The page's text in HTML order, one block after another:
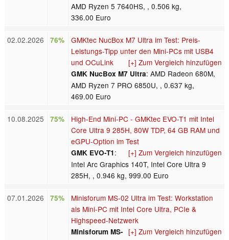
AMD Ryzen 5 7640HS, , 0.506 kg,
336.00 Euro
02.02.2026 76%
GMKtec NucBox M7 Ultra im Test: Preis-
Leistungs-Tipp unter den Mini-PCs mit USB4
und OCuLink
[+] Zum Vergleich hinzufügen
GMK NucBox M7 Ultra: AMD Radeon 680M,
AMD Ryzen 7 PRO 6850U, , 0.637 kg,
469.00 Euro
10.08.2025 75%
High-End Mini-PC - GMKtec EVO-T1 mit Intel
Core Ultra 9 285H, 80W TDP, 64 GB RAM und
eGPU-Option im Test
[+] Zum Vergleich hinzufügen
GMK EVO-T1:
Intel Arc Graphics 140T, Intel Core Ultra 9
285H, , 0.946 kg, 999.00 Euro
07.01.2026 75%
Minisforum MS-02 Ultra im Test: Workstation
als Mini-PC mit Intel Core Ultra, PCIe &
Highspeed-Netzwerk
[+] Zum Vergleich hinzufügen
Minisforum MS-